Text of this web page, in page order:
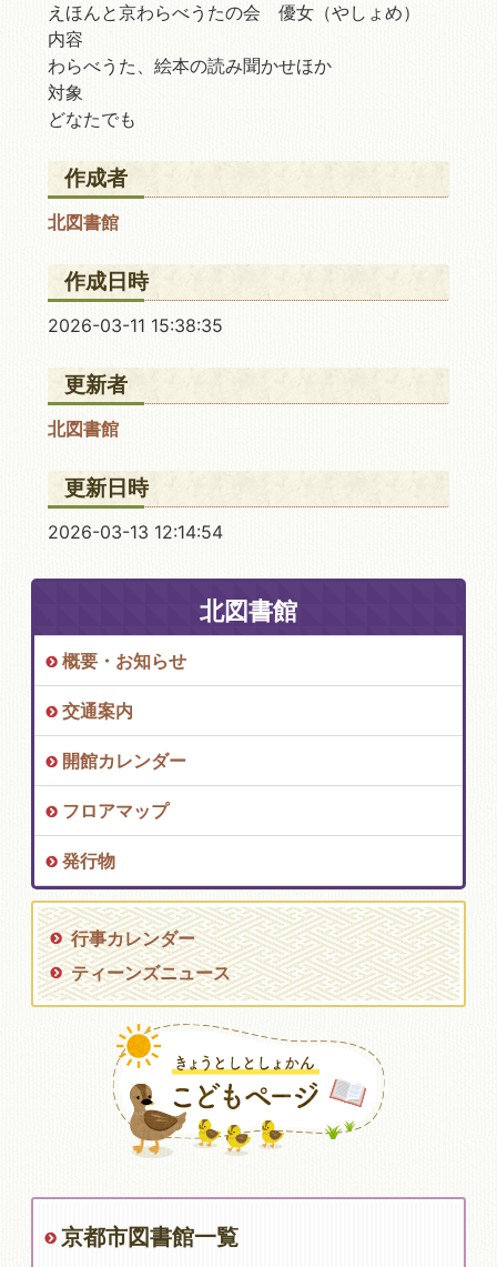
えほんと京わらべうたの会 優女（やしょめ）
内容
わらべうた、絵本の読み聞かせほか
対象
どなたでも
作成者
北図書館
作成日時
2026-03-11 15:38:35
更新者
北図書館
更新日時
2026-03-13 12:14:54
北図書館
概要・お知らせ
交通案内
開館カレンダー
フロアマップ
発行物
行事カレンダー
ティーンズニュース
京都市図書館一覧